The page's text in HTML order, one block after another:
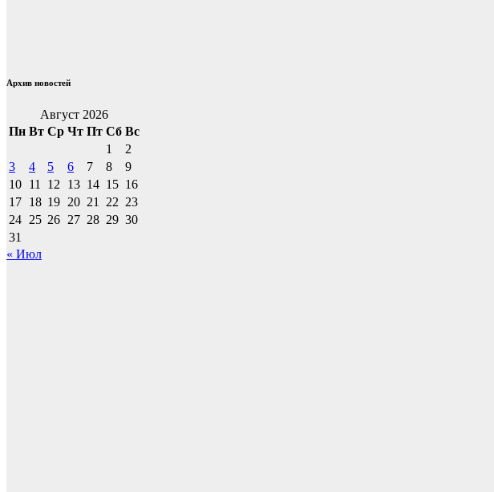
Архив новостей
Август 2026
Пн Вт Ср Чт Пт Сб Вс
1
2
3
4 5 6 7 8
9
10 11 12 13 14 15 16
17 18 19 20 21 22 23
24 25 26 27 28 29 30
31
« Июл